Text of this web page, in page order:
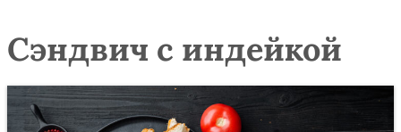
Сэндвич с индейкой